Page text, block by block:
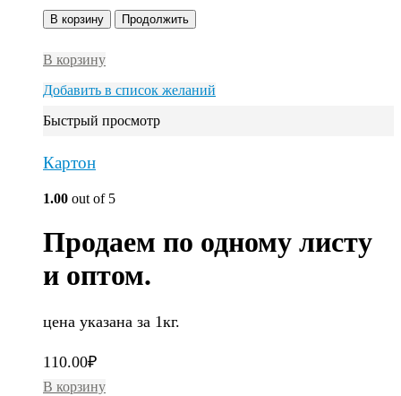
В корзину Продолжить
В корзину
Добавить в список желаний
Быстрый просмотр
Картон
1.00 out of 5
Продаем по одному листу
и оптом.
цена указана за 1кг.
110.00₽
В корзину